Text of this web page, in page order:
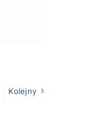
Kolejny